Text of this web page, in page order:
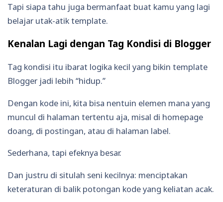
Tapi siapa tahu juga bermanfaat buat kamu yang lagi
belajar utak-atik template.
Kenalan Lagi dengan Tag Kondisi di Blogger
Tag kondisi itu ibarat logika kecil yang bikin template
Blogger jadi lebih “hidup.”
Dengan kode ini, kita bisa nentuin elemen mana yang
muncul di halaman tertentu aja, misal di homepage
doang, di postingan, atau di halaman label.
Sederhana, tapi efeknya besar.
Dan justru di situlah seni kecilnya: menciptakan
keteraturan di balik potongan kode yang keliatan acak.